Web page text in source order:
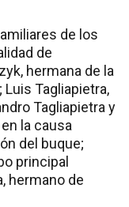
de los
de
hermana de la
Tagliapietra,
Tagliapietra y
la causa
del buque;
principal
hermano de